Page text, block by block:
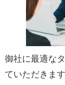
御社に最適な
ていただきます